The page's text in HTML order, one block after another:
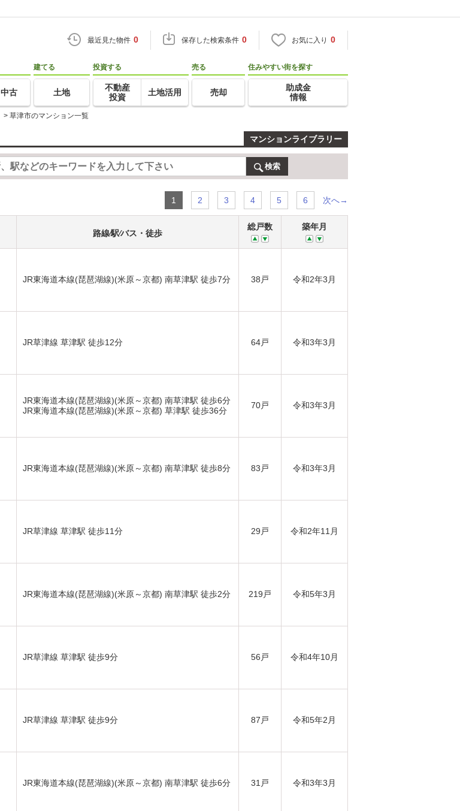
最近見た物件 0 保存した検索条件 0 お気に入り 0
中古
建てる
土地
投資する
不動産
投資
土地活用
売る
売却
住みやすい街を探す
助成金
情報
> 草津市のマンション一覧
マンションライブラリー
検索
1 2 3 4 5 6 次へ→
路線⁄駅⁄バス・徒歩
総戸数 築年月
JR東海道本線(琵琶湖線)(米原～京都) 南草津駅 徒歩7分 38戸 令和2年3月
JR草津線 草津駅 徒歩12分 64戸 令和3年3月
JR東海道本線(琵琶湖線)(米原～京都) 南草津駅 徒歩6分
JR東海道本線(琵琶湖線)(米原～京都) 草津駅 徒歩36分
70戸 令和3年3月
JR東海道本線(琵琶湖線)(米原～京都) 南草津駅 徒歩8分 83戸 令和3年3月
JR草津線 草津駅 徒歩11分 29戸 令和2年11月
JR東海道本線(琵琶湖線)(米原～京都) 南草津駅 徒歩2分 219戸 令和5年3月
JR草津線 草津駅 徒歩9分 56戸 令和4年10月
JR草津線 草津駅 徒歩9分 87戸 令和5年2月
JR東海道本線(琵琶湖線)(米原～京都) 南草津駅 徒歩6分 31戸 令和3年3月